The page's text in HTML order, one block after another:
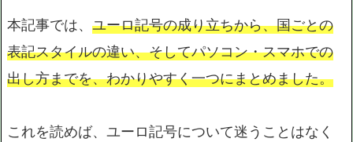
本記事では、 ユーロ記号の成り立ちから、国ごとの
表記スタイルの違い、そしてパソコン・スマホでの
出し方までを、わかりやすく一つにまとめました。
これを読めば、ユーロ記号について迷うことはなく